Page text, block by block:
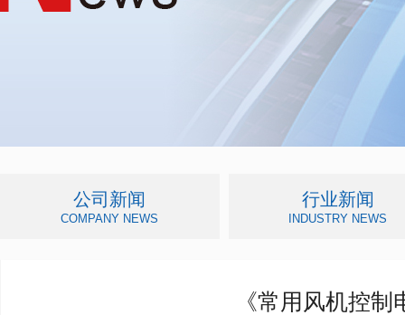
公司新闻
COMPANY NEWS
行业新闻
INDUSTRY NEWS
《常用风机控